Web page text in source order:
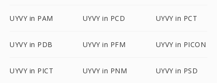
UYVY in PAM UYVY in PCD UYVY in PCT
UYVY in PDB UYVY in PFM UYVY in PICON
UYVY in PICT UYVY in PNM UYVY in PSD